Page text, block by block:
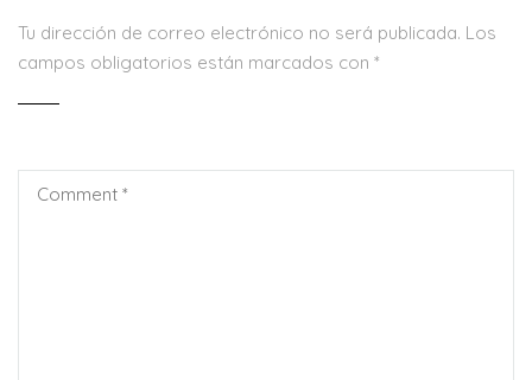
Tu dirección de correo electrónico no será publicada. Los
campos obligatorios están marcados con *